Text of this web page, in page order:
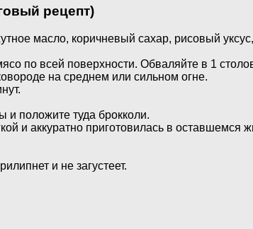
рецепт)
масло, коричневый сахар, рисовый
по всей поверхности. Обваляйте в 1
на среднем или сильном огне.
и положите туда брокколи.
и аккуратно приготовилась в оставшемся
и не загустеет.